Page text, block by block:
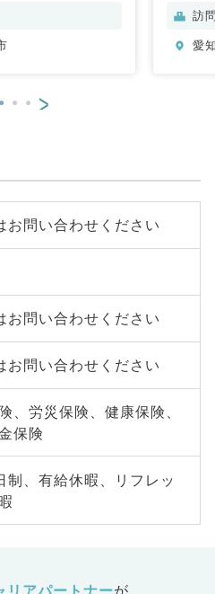
代謝内科、血液内科
科
科
訪
愛
>
お問い合わせください
お問い合わせください
お問い合わせください
、労災保険、健康保険、
保険
制、有給休暇、リフレッ